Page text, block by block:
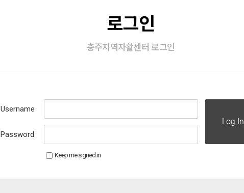
로그인
충주지역자활센터 로그인
Username
Password
Keep me signed in
Log In